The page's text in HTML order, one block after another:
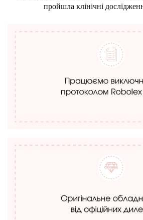
пройшла клінічні